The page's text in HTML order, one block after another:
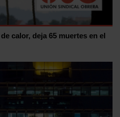
calor, deja 65 muertes en el